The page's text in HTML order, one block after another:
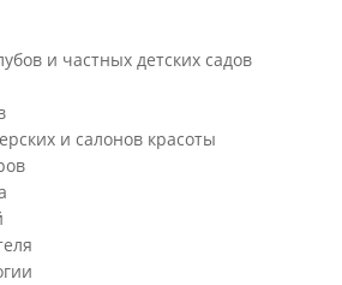
и частных детских садов
и салонов красоты